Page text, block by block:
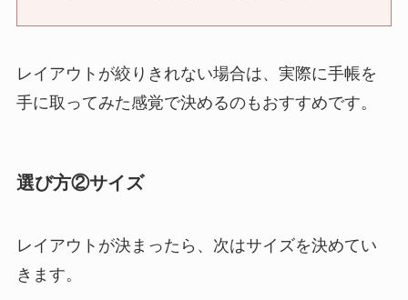
レイアウトが絞りきれない場合は、実際に手帳を
手に取ってみた感覚で決めるのもおすすめです。
選び方②サイズ
レイアウトが決まったら、次はサイズを決めてい
きます。